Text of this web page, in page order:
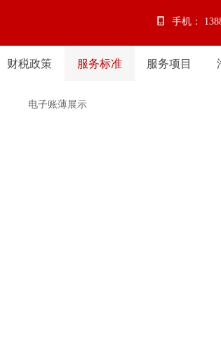
手机：
财税政策
财税政策
服务标准
服务标准
服务项目
电子账薄展示